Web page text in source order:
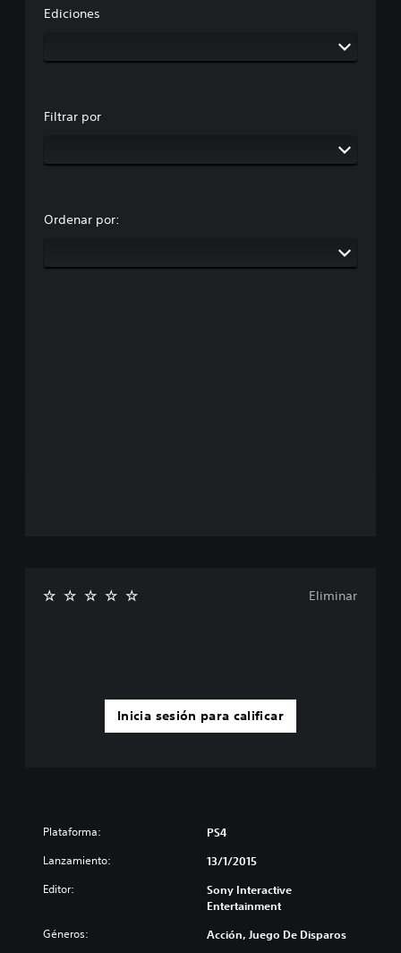
Ediciones
Filtrar por
Ordenar por:
Inicia sesión para calificar
Eliminar
Plataforma: PS4
Lanzamiento: 13/1/2015
Editor:
Sony Interactive
Entertainment
Géneros: Acción, Juego De Disparos